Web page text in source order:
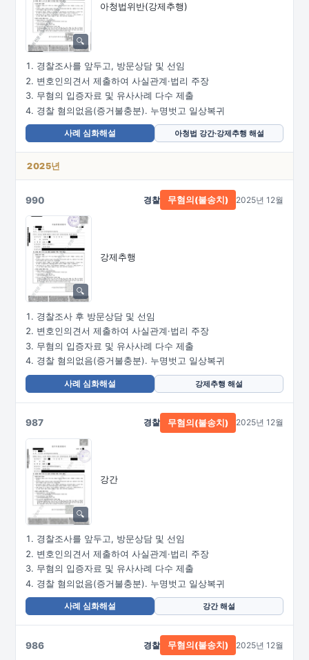
아청법위반(강제추행)
경찰조사를 앞두고, 방문상담 및 선임
변호인의견서 제출하여 사실관계·법리 주장
무혐의 입증자료 및 유사사례 다수 제출
경찰 혐의없음(증거불충분). 누명벗고 일상복귀
사례 심화해설 아청법 강간·강제추행 해설
2025년
990
강제추행
경찰 무혐의(불송치) 2025년 12월
경찰조사 후 방문상담 및 선임
변호인의견서 제출하여 사실관계·법리 주장
무혐의 입증자료 및 유사사례 다수 제출
경찰 혐의없음(증거불충분). 누명벗고 일상복귀
사례 심화해설 강제추행 해설
987
강간
경찰 무혐의(불송치) 2025년 12월
경찰조사를 앞두고, 방문상담 및 선임
변호인의견서 제출하여 사실관계·법리 주장
무혐의 입증자료 및 유사사례 다수 제출
경찰 혐의없음(증거불충분). 누명벗고 일상복귀
사례 심화해설 강간 해설
986 경찰 무혐의(불송치) 2025년 12월